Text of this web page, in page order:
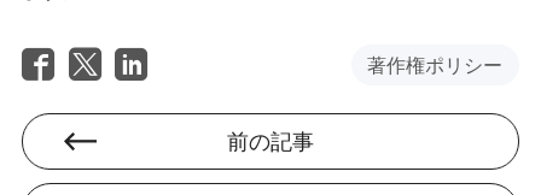
著作権ポリシー
前の記事